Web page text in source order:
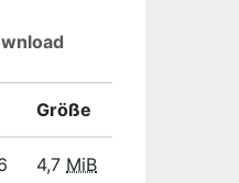
Größe
4,7 MiB